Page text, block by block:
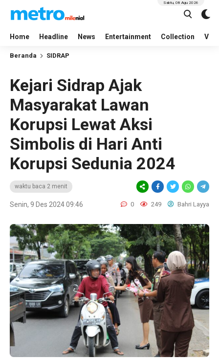
Home Headline News Entertainment Collection
Sabtu, 08 Agu 2026
Beranda SIDRAP
Kejari Sidrap Ajak
Masyarakat Lawan
Korupsi Lewat Aksi
Simbolis di Hari Anti
Korupsi Sedunia 2024
waktu baca 2 menit
Senin, 9 Des 2024 09:46 0 249 Bahri Layya